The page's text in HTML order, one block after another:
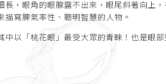
長，眼角的眼腺露不出來，眼尾斜著向上
描寫脾氣率性、聰明智慧的人物。
中以「桃花眼」最受大眾的青睞！也是眼